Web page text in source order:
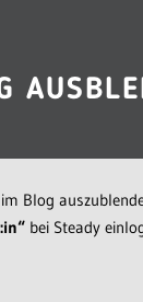
Blog
bei Steady